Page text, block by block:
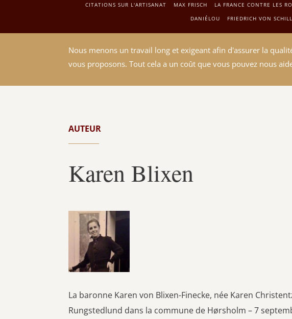
CITATIONS SUR L'ARTISANAT MAX FRISCH LA FRANCE CONTRE LES
DANIÉLOU
FRIEDRICH VON
Nous menons un travail long et exigeant afin d'assurer la
vous proposons. Tout cela a un coût que vous pouvez nous
AUTEUR
Karen Blixen
La baronne Karen von Blixen-Finecke, née Karen
Rungstedlund dans la commune de Hørsholm – 7